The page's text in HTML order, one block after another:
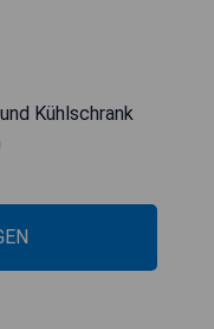
Kühlschrank